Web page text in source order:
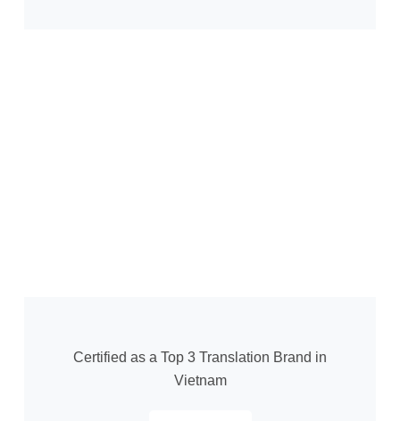
Certified as a Top 3 Translation Brand in
Vietnam